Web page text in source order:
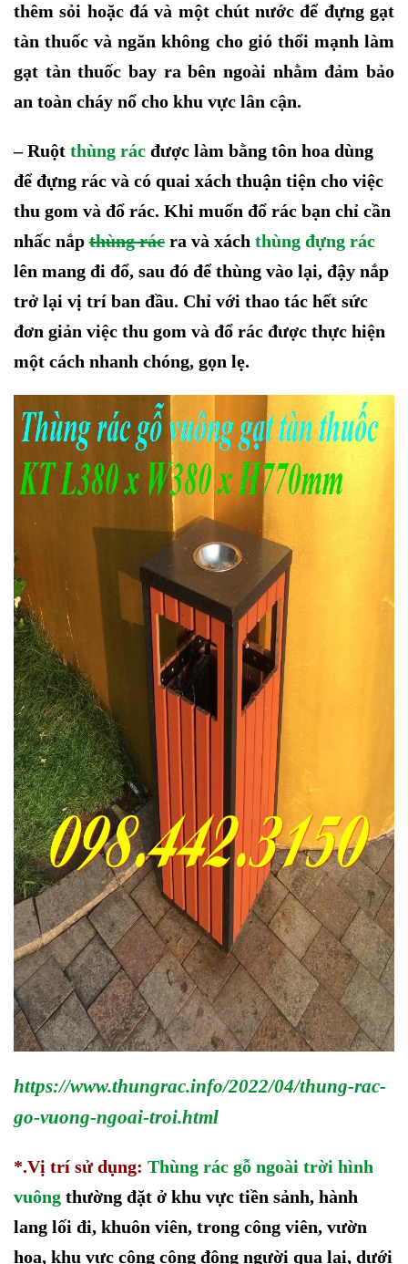
thêm sỏi hoặc đá và một chút nước để đựng gạt
tàn thuốc và ngăn không cho gió thổi mạnh làm
gạt tàn thuốc bay ra bên ngoài nhằm đảm bảo
an toàn cháy nổ cho khu vực lân cận.
–Ruột thùng rác được làm bằng tôn hoa dùng
để đựng rác và có quai xách thuận tiện cho việc
thu gom và đổ rác. Khi muốn đổ rác bạn chỉ cần
nhấc nắp thùng rác ra và xách thùng đựng rác
lên mang đi đổ, sau đó để thùng vào lại, đậy nắp
trở lại vị trí ban đầu. Chỉ với thao tác hết sức
đơn giản việc thu gom và đổ rác được thực hiện
một cách nhanh chóng, gọn lẹ.
https://www.thungrac.info/2022/04/thung-rac-
go-vuong-ngoai-troi.html
*.Vị trí sử dụng: Thùng rác gỗ ngoài trời hình
vuông thường đặt ở khu vực tiền sảnh, hành
lang lối đi, khuôn viên, trong công viên, vườn
hoa, khu vực công cộng đông người qua lại, dưới